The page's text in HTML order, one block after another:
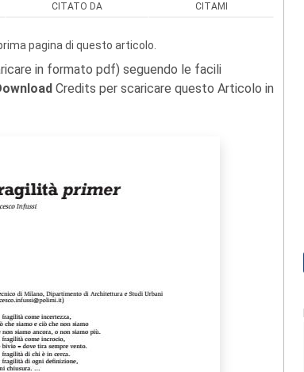
CITATO DA CITAMI
pagina di questo articolo.
in formato pdf) seguendo le facili
Credits per scaricare questo Articolo in